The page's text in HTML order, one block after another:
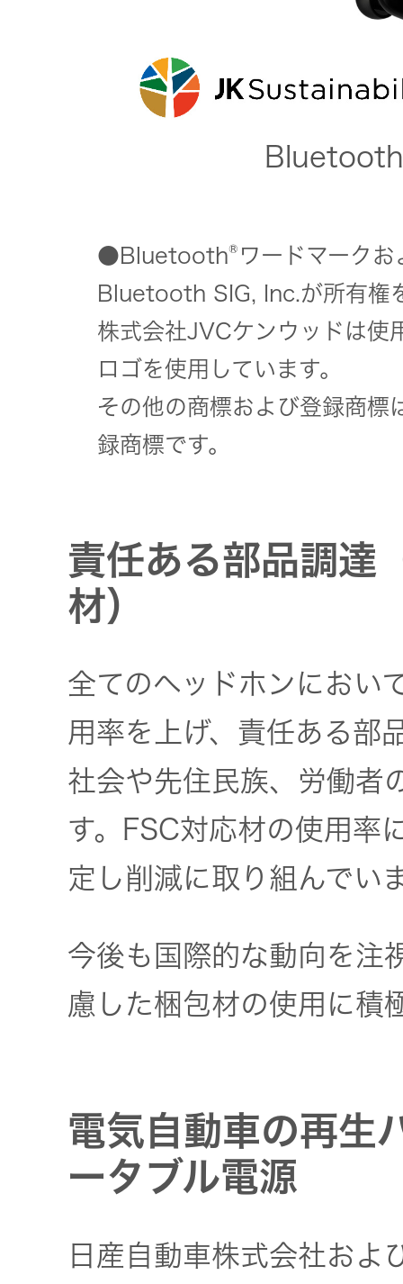
Bluetooth
●Bluetooth® ワードマーク
Bluetooth SIG, Inc.が所有権
株式会社JVCケンウッドは使
ロゴを使用しています。
その他の商標および登録商標
録商標です。
責任ある部品調達
材）
全てのヘッドホンにおい
用率を上げ、責任ある部
社会や先住民族、労働者
す。FSC対応材の使用率
定し削減に取り組んでい
今後も国際的な動向を注
慮した梱包材の使用に積
電気自動車の再生
ータブル電源
日産自動車株式会社およ